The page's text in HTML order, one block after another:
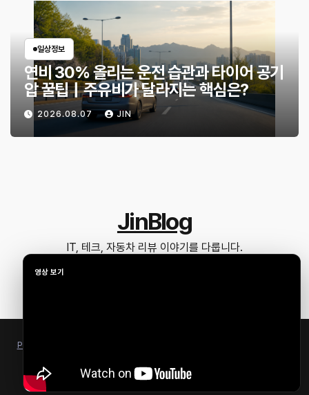
일상정보
연비 30% 올리는 운전 습관과 타이어 공기
압 꿀팁｜주유비가 달라지는 핵심은?
2026.08.07 JIN
JinBlog
IT, 테크, 자동차 리뷰 이야기를 다룹니다.
Proudly powered by WordPress
홈리뷰일상정보 유튜브 리뷰 요약블로그 운영